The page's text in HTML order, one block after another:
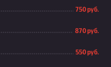
750 руб.
870 руб.
550 руб.